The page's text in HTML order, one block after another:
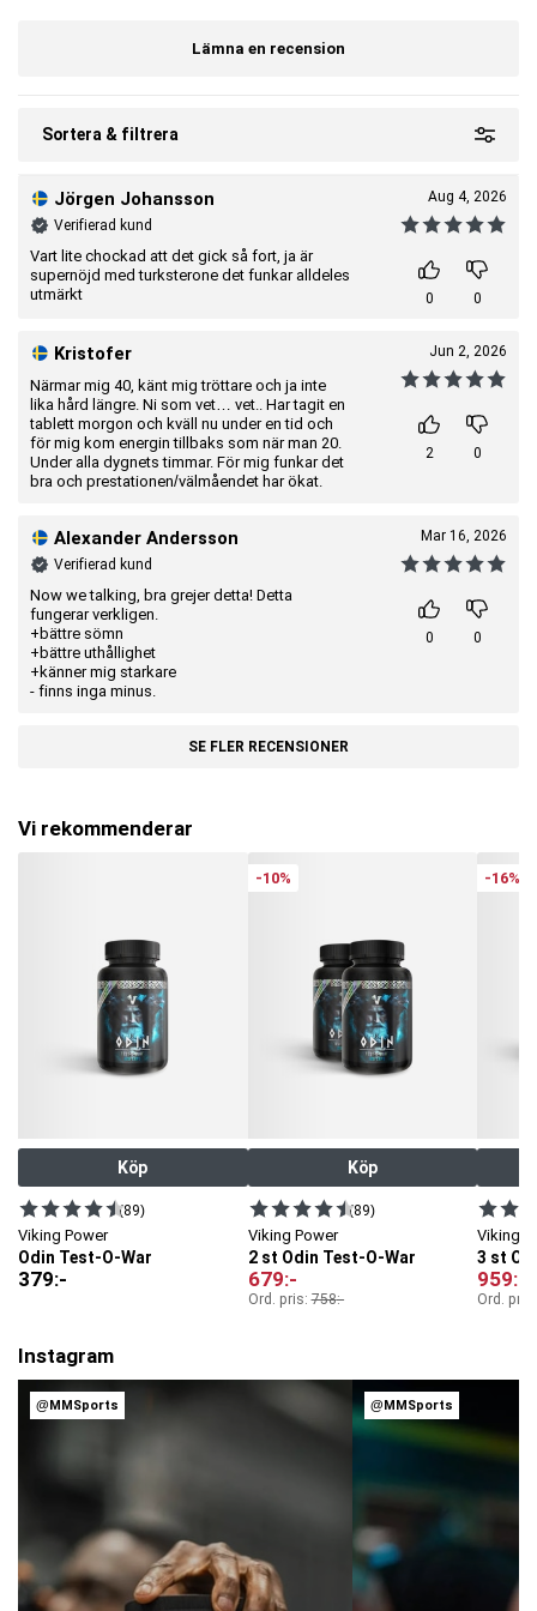
7650044529758
Lämna en recension
Sortera & filtrera
Jörgen Johansson
Verifierad kund
Vart lite chockad att det gick så fort, ja är
supernöjd med turksterone det funkar alldeles
utmärkt
Aug 4, 2026
0 0
Kristofer
Närmar mig 40, känt mig tröttare och ja inte
lika hård längre. Ni som vet… vet.. Har tagit en
tablett morgon och kväll nu under en tid och
för mig kom energin tillbaks som när man 20.
Under alla dygnets timmar. För mig funkar det
bra och prestationen/välmåendet har ökat.
Jun 2, 2026
2 0
Alexander Andersson
Verifierad kund
Now we talking, bra grejer detta! Detta
fungerar verkligen.
+bättre sömn
+bättre uthållighet
+känner mig starkare
- finns inga minus.
Mar 16, 2026
0 0
SE FLER RECENSIONER
Vi rekommenderar
Köp
(89)
Viking Power
Odin Test-O-War
379:-
-10%
Köp
(89)
Viking Power
2 st Odin Test-O-War
679:-
Ord. pris:758:-
-16%
Viking
3 st
959:-
Ord.
Instagram
@MMSports @MMSports